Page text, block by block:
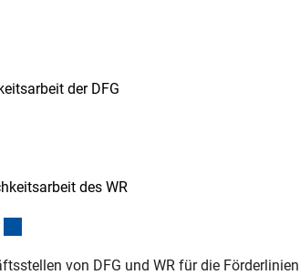
der DFG
des WR
von DFG und WR für die